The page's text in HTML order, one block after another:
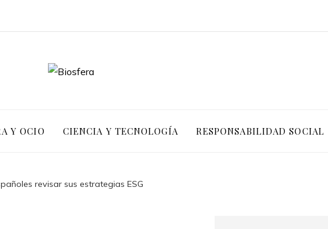
Y OCIO CIENCIA Y TECNOLOGÍA RESPONSABILIDAD SOCIAL
revisar sus estrategias ESG